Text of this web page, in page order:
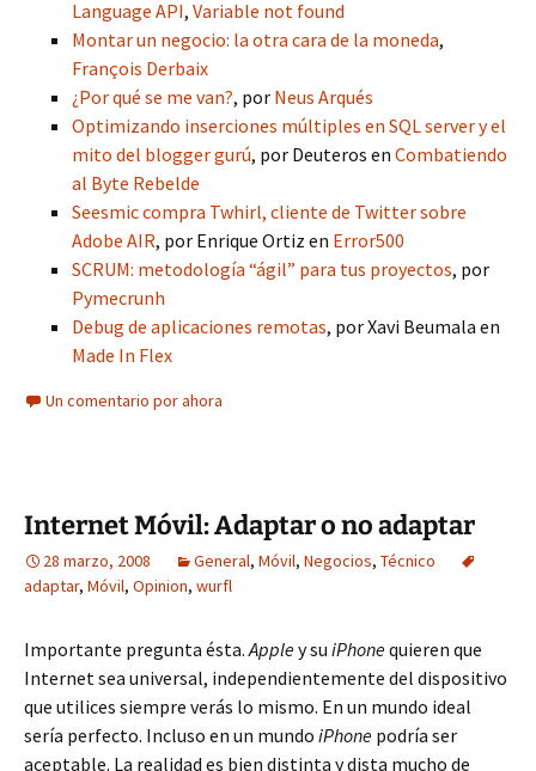
Language API, Variable not found
Montar un negocio: la otra cara de la moneda,
François Derbaix
¿Por qué se me van?, por Neus Arqués
Optimizando inserciones múltiples en SQL server y el
mito del blogger gurú, por Deuteros en Combatiendo
al Byte Rebelde
Seesmic compra Twhirl, cliente de Twitter sobre
Adobe AIR, por Enrique Ortiz en Error500
SCRUM: metodología “ágil” para tus proyectos, por
Pymecrunh
Debug de aplicaciones remotas, por Xavi Beumala en
Made In Flex
Un comentario por ahora
Internet Móvil: Adaptar o no adaptar
28 marzo, 2008 General, Móvil, Negocios, Técnico
adaptar, Móvil, Opinion, wurfl
Importante pregunta ésta.Appley su iPhonequieren que
Internet sea universal, independientemente del dispositivo
que utilices siempre verás lo mismo. En un mundo ideal
sería perfecto. Incluso en un mundo iPhone podría ser
aceptable. La realidad es bien distinta y dista mucho de